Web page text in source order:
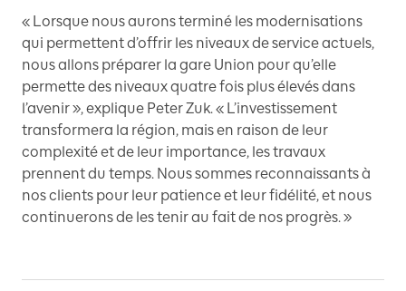
« Lorsque nous aurons terminé les modernisations
qui permettent d’offrir les niveaux de service actuels,
nous allons préparer la gare Union pour qu’elle
permette des niveaux quatre fois plus élevés dans
l’avenir », explique Peter Zuk. « L’investissement
transformera la région, mais en raison de leur
complexité et de leur importance, les travaux
prennent du temps. Nous sommes reconnaissants à
nos clients pour leur patience et leur fidélité, et nous
continuerons de les tenir au fait de nos progrès. »